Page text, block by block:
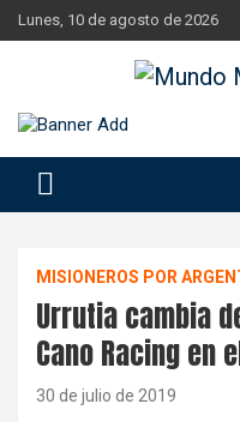
Skip
to
Lunes, 10 de agosto de 2026
Mundo Motor
MISIONEROS POR
Urrutia cambia
Cano Racing en
30 de julio de 2019